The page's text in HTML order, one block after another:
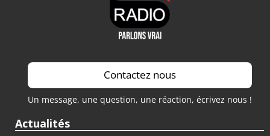
Contactez nous
Un message, une question, une réaction, écrivez nous !
Actualités